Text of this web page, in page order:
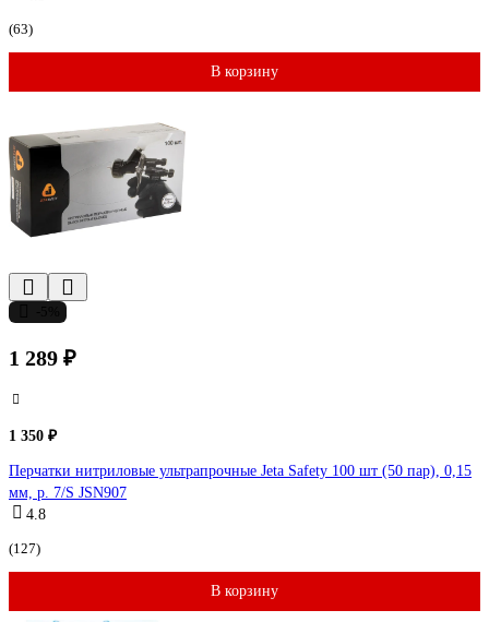
(63)
В корзину
1 289 ₽
1 350 ₽
Перчатки нитриловые ультрапрочные Jeta Safety 100 шт (50 пар), 0,15
мм, р. 7/S JSN907
4.8
(127)
В корзину